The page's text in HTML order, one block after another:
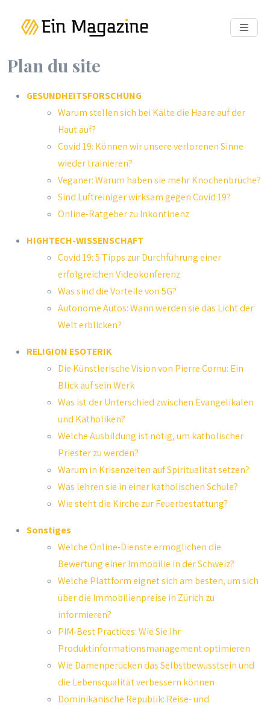
Plan du site
GESUNDHEITSFORSCHUNG
Warum stellen sich bei Kälte die Haare auf der
Haut auf?
Covid 19: Können wir unsere verlorenen Sinne
wieder trainieren?
Veganer: Warum haben sie mehr Knochenbrüche?
Sind Luftreiniger wirksam gegen Covid 19?
Online-Ratgeber zu Inkontinenz
HIGHTECH-WISSENSCHAFT
Covid 19: 5 Tipps zur Durchführung einer
erfolgreichen Videokonferenz
Was sind die Vorteile von 5G?
Autonome Autos: Wann werden sie das Licht der
Welt erblicken?
RELIGION ESOTERIK
Die Künstlerische Vision von Pierre Cornu: Ein
Blick auf sein Werk
Was ist der Unterschied zwischen Evangelikalen
und Katholiken?
Welche Ausbildung ist nötig, um katholischer
Priester zu werden?
Warum in Krisenzeiten auf Spiritualität setzen?
Was lehren sie in einer katholischen Schule?
Wie steht die Kirche zur Feuerbestattung?
Sonstiges
Welche Online-Dienste ermöglichen die
Bewertung einer Immobilie in der Schweiz?
Welche Plattform eignet sich am besten, um sich
über die Immobilienpreise in Zürich zu
informieren?
PIM-Best Practices: Wie Sie Ihr
Produktinformationsmanagement optimieren
Wie Damenperücken das Selbstbewusstsein und
die Lebensqualität verbessern können
Dominikanische Republik: Reise- und